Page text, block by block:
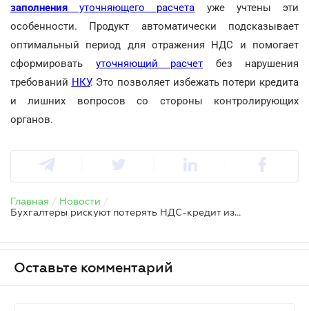
заполнения уточняющего расчета уже учтены эти
особенности. Продукт автоматически подсказывает
оптимальный период для отражения НДС и помогает
сформировать уточняющий расчет без нарушения
требований НКУ. Это позволяет избежать потери кредита
и лишних вопросов со стороны контролирующих
органов.
Главная / Новости /
Бухгалтеры рискуют потерять НДС-кредит из-за заблокированных накладных
Оставьте комментарий